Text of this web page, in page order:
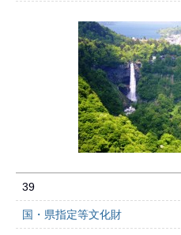
39
国・県指定等文化財